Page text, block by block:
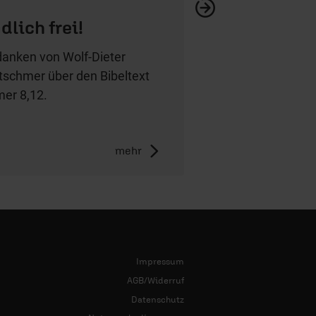
frei!
von Wolf-Dieter
über den Bibeltext
8,12.
mehr
Impressum
AGB/Widerruf
Datenschutz